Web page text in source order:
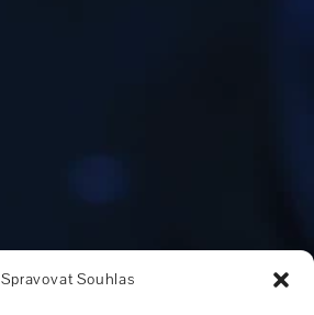
Spravovat Souhlas